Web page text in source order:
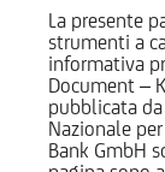
La presente
strumenti a
informativa
Document –
pubblicata
Nazionale
Bank GmbH